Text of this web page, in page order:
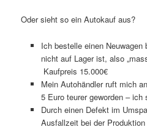
Oder sieht so ein Autokauf aus?
Ich bestelle einen Neuwagen
nicht auf Lager ist, also
Kaufpreis 15.000€
Mein Autohändler ruft mich
5 Euro teurer geworden –
Durch einen Defekt im
Ausfallzeit bei der